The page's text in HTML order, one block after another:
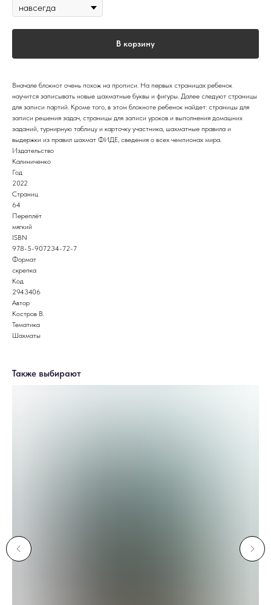
В корзину
Вначале блокнот очень похож на прописи. На первых страницах ребенок
научится записывать новые шахматные буквы и фигуры. Далее следуют страницы
для записи партий. Кроме того, в этом блокноте ребенок найдет: страницы для
записи решения задач, страницы для записи уроков и выполнения домашних
заданий, турнирную таблицу и карточку участника, шахматные правила и
выдержки из правил шахмат ФИДЕ, сведения о всех чемпионах мира.
Издательство
Калиниченко
Год
2022
Страниц
64
Переплёт
мягкий
ISBN
978-5-907234-72-7
Формат
скрепка
Код
2943406
Автор
Костров В.
Тематика
Шахматы
Также выбирают